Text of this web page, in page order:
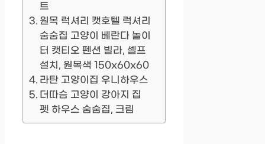
트
원목 럭셔리 캣호텔 럭셔리
숨숨집 고양이 베란다 놀이
터 캣티오 펜션 빌라, 셀프
설치, 원목색 150x60x60
라탄 고양이집 우니하우스
더따슴 고양이 강아지 집
펫 하우스 숨숨집, 크림